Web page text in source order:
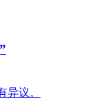
异议。